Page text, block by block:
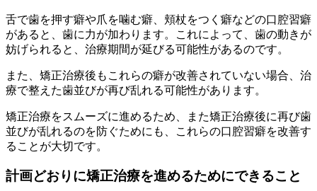
舌で歯を押す癖や爪を噛む癖、頬杖をつく癖などの口腔習癖
があると、歯に力が加わります。これによって、歯の動きが
妨げられると、治療期間が延びる可能性があるのです。
また、矯正治療後もこれらの癖が改善されていない場合、治
療で整えた歯並びが再び乱れる可能性があります。
矯正治療をスムーズに進めるため、また矯正治療後に再び歯
並びが乱れるのを防ぐためにも、これらの口腔習癖を改善す
ることが大切です。
計画どおりに矯正治療を進めるためにできること